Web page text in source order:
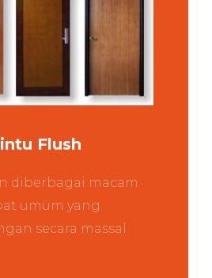
Flush
diberbagai macam
umum yang
secara massal